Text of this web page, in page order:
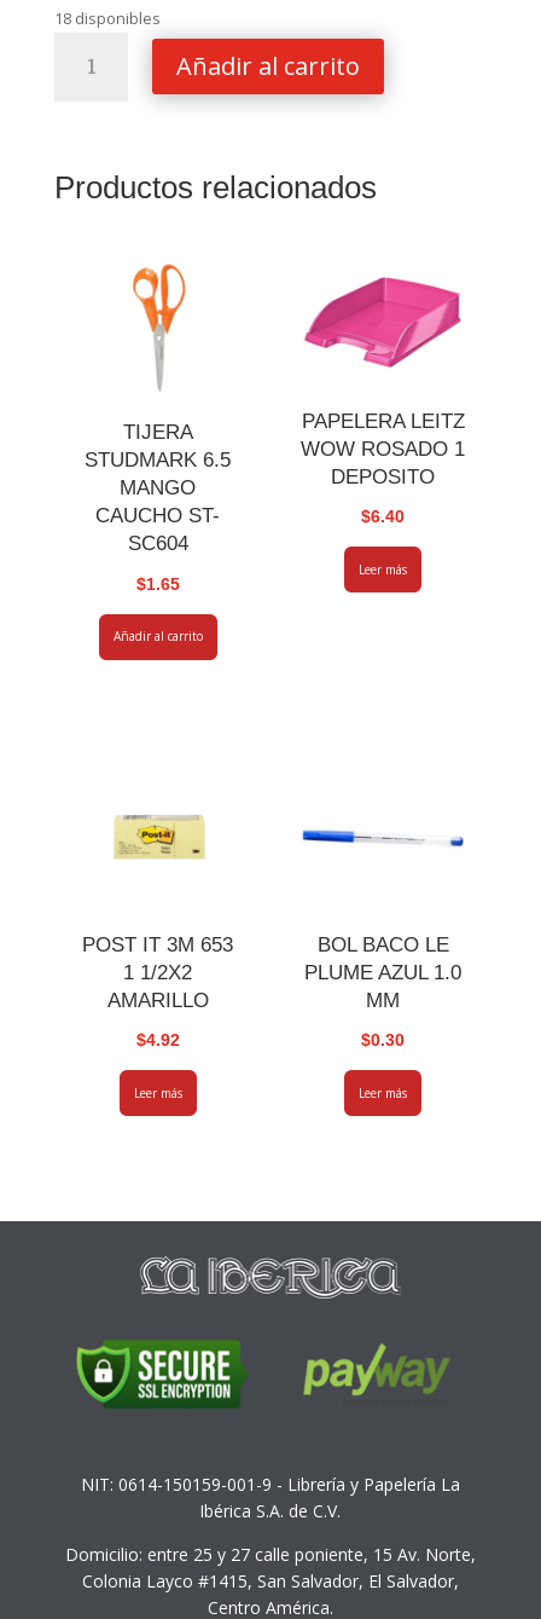
18 disponibles
Añadir al carrito
Productos relacionados
TIJERA
STUDMARK 6.5
MANGO
CAUCHO ST-
SC604
$1.65
Añadir al carrito
PAPELERA LEITZ
WOW ROSADO 1
DEPOSITO
$6.40
Leer más
POST IT 3M 653
1 1/2X2
AMARILLO
$4.92
Leer más
BOL BACO LE
PLUME AZUL 1.0
MM
$0.30
Leer más
NIT: 0614-150159-001-9 - Librería y Papelería La
Ibérica S.A. de C.V.
Domicilio: entre 25 y 27 calle poniente, 15 Av. Norte,
Colonia Layco #1415, San Salvador, El Salvador,
Centro América.